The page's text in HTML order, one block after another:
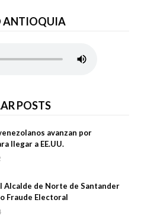
ANTIOQUIA
POSTS
avanzan por
llegar a EE.UU.
Alcalde de Norte de Santander
Fraude Electoral